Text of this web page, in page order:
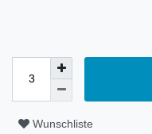
Wunschliste